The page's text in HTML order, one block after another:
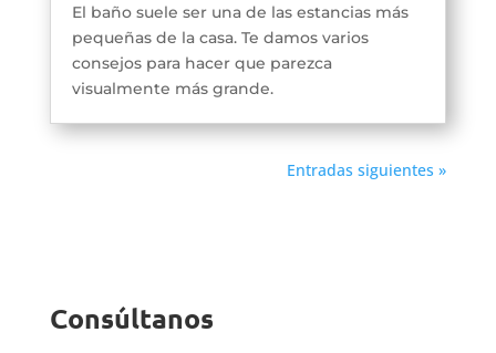
El baño suele ser una de las estancias más
pequeñas de la casa. Te damos varios
consejos para hacer que parezca
visualmente más grande.
Entradas siguientes »
Consúltanos